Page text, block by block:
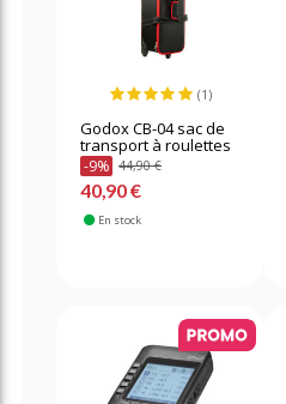
(1)
Godox CB-04 sac de
transport à roulettes
-9% 44,90 €
40,90 €
En stock